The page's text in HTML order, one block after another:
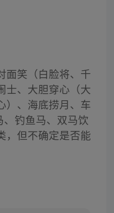
面笑（白脸将、千
士、大胆穿心（大
）、海底捞月、车
钓鱼马、双马饮
，但不确定是否能